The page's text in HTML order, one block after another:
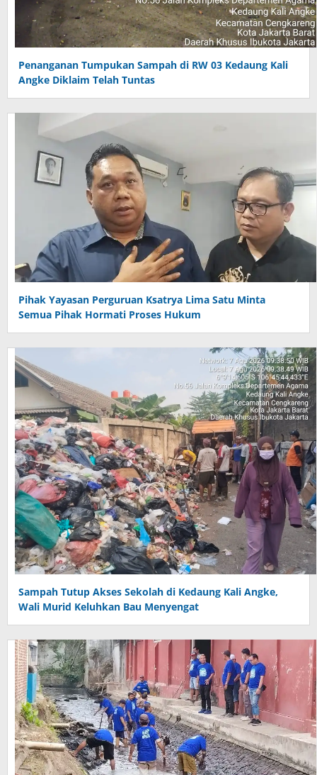
Penanganan Tumpukan Sampah di RW 03 Kedaung Kali
Angke Diklaim Telah Tuntas
Pihak Yayasan Perguruan Ksatrya Lima Satu Minta
Semua Pihak Hormati Proses Hukum
Sampah Tutup Akses Sekolah di Kedaung Kali Angke,
Wali Murid Keluhkan Bau Menyengat